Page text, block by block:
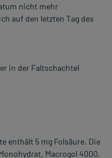
nicht mehr
auf den letzten Tag des
in der Faltschachtel
enthält 5 mg Folsäure. Die
Macrogol 4000,